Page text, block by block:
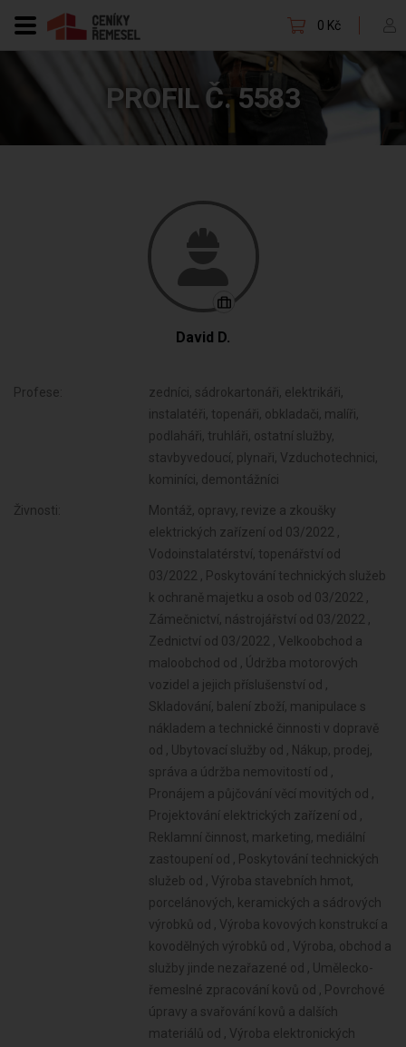
0 Kč
PROFIL Č. 5583
David D.
Profese:
zedníci, sádrokartonáři, elektrikáři,
instalatéři, topenáři, obkladači, malíři,
podlaháři, truhláři, ostatní služby,
stavbyvedoucí, plynaři, Vzduchotechnici,
kominíci, demontážníci
Živnosti:
Montáž, opravy, revize a zkoušky
elektrických zařízení od 03/2022 ,
Vodoinstalatérství, topenářství od
03/2022 , Poskytování technických služeb
k ochraně majetku a osob od 03/2022 ,
Zámečnictví, nástrojářství od 03/2022 ,
Zednictví od 03/2022 , Velkoobchod a
maloobchod od , Údržba motorových
vozidel a jejich příslušenství od ,
Skladování, balení zboží, manipulace s
nákladem a technické činnosti v dopravě
od , Ubytovací služby od , Nákup, prodej,
správa a údržba nemovitostí od ,
Pronájem a půjčování věcí movitých od ,
Projektování elektrických zařízení od ,
Reklamní činnost, marketing, mediální
zastoupení od , Poskytování technických
služeb od , Výroba stavebních hmot,
porcelánových, keramických a sádrových
výrobků od , Výroba kovových konstrukcí a
kovodělných výrobků od , Výroba, obchod a
služby jinde nezařazené od , Umělecko-
řemeslné zpracování kovů od , Povrchové
úpravy a svařování kovů a dalších
materiálů od , Výroba elektronických